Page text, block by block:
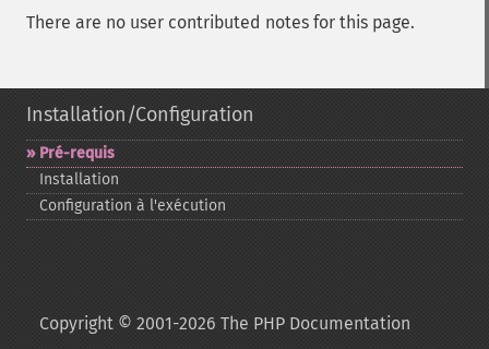
There are no user contributed notes for this page.
Installation/Configuration
Pré-​requis
Installation
Configuration à l'exécution
Copyright © 2001-2026 The PHP Documentation